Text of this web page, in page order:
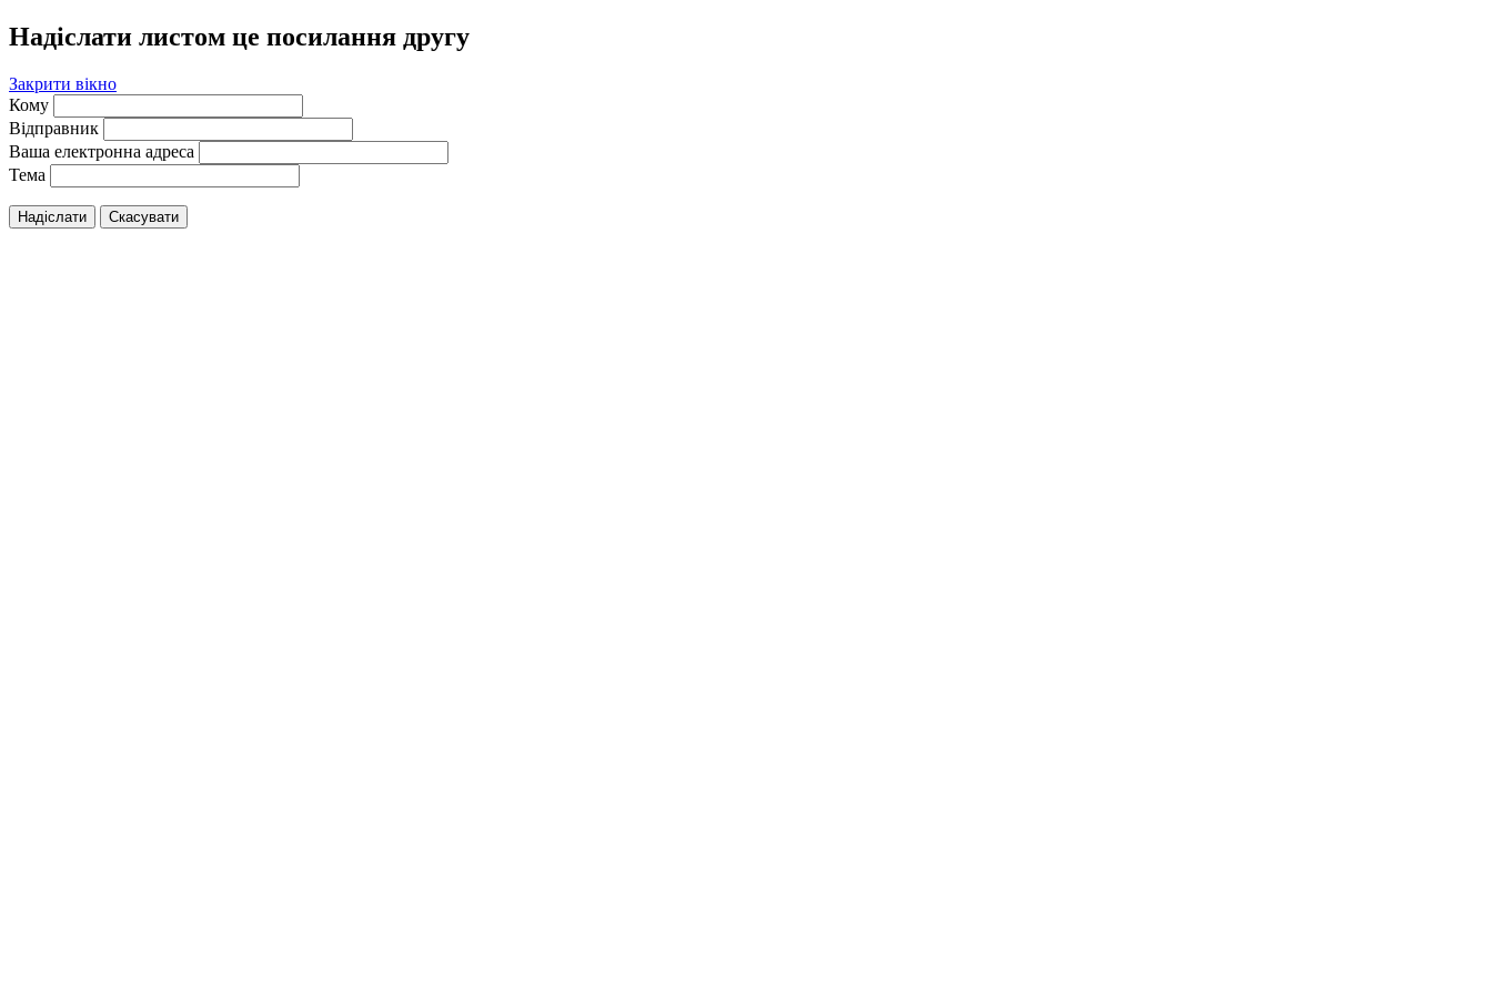
Надіслати листом це посилання другу
Закрити вікно
Кому
Відправник
Ваша електронна адреса
Тема
Надіслати Скасувати